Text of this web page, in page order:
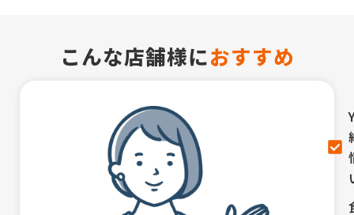
こんな店舗様におすすめ